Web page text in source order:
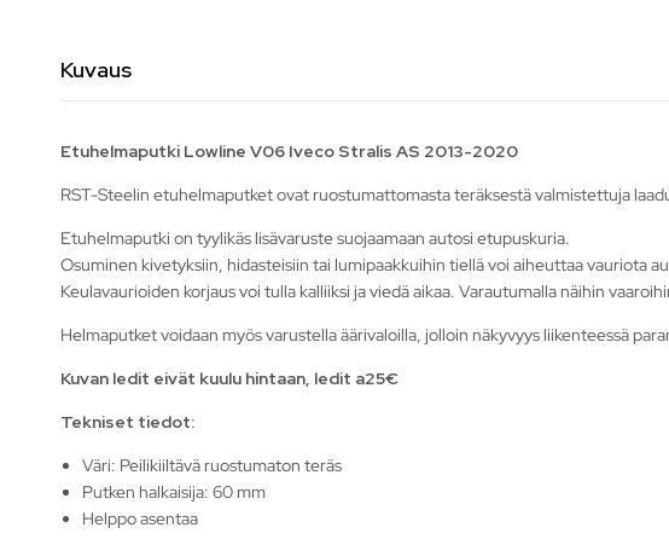
Kuvaus
Etuhelmaputki Lowline V06 Iveco Stralis AS 2013-2020
RST-Steelin etuhelmaputket ovat ruostumattomasta teräksestä valmistettuja
Etuhelmaputki on tyylikäs lisävaruste suojaamaan autosi etupuskuria.
Osuminen kivetyksiin, hidasteisiin tai lumipaakkuihin tiellä voi aiheuttaa vauriota
Keulavaurioiden korjaus voi tulla kalliiksi ja viedä aikaa. Varautumalla näihin
Helmaputket voidaan myös varustella äärivaloilla, jolloin näkyvyys liikenteessä
Kuvan ledit eivät kuulu hintaan, ledit a25€
Tekniset tiedot:
Väri: Peilikiiltävä ruostumaton teräs
Putken halkaisija: 60 mm
Helppo asentaa